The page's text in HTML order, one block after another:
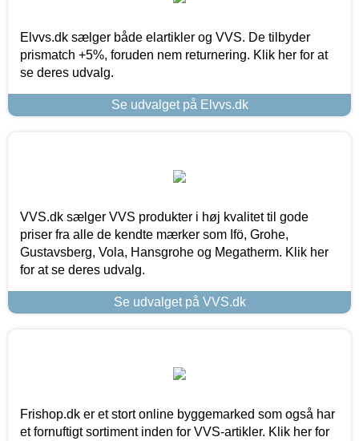
Elvvs.dk sælger både elartikler og VVS. De tilbyder
prismatch +5%, foruden nem returnering. Klik her for at
se deres udvalg.
Se udvalget på Elvvs.dk
VVS.dk sælger VVS produkter i høj kvalitet til gode
priser fra alle de kendte mærker som Ifö, Grohe,
Gustavsberg, Vola, Hansgrohe og Megatherm. Klik her
for at se deres udvalg.
Se udvalget på VVS.dk
Frishop.dk er et stort online byggemarked som også har
et fornuftigt sortiment inden for VVS-artikler. Klik her for